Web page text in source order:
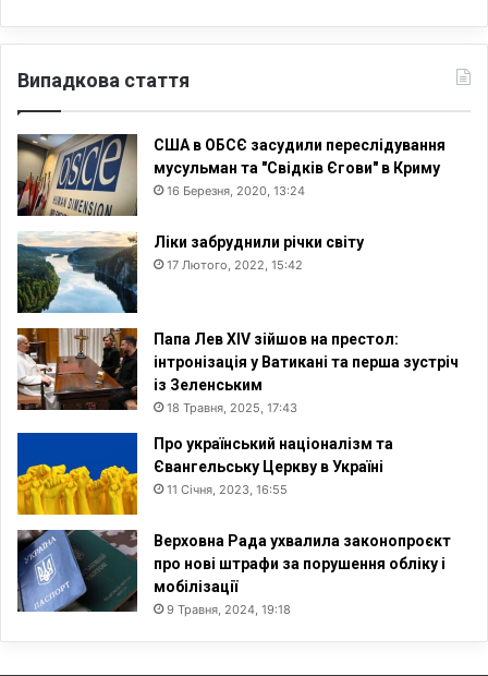
Випадкова стаття
США в ОБСЄ засудили переслідування
мусульман та "Свідків Єгови" в Криму
16 Березня, 2020, 13:24
Ліки забруднили річки світу
17 Лютого, 2022, 15:42
Папа Лев XIV зійшов на престол:
інтронізація у Ватикані та перша зустріч
із Зеленським
18 Травня, 2025, 17:43
Про український націоналізм та
Євангельську Церкву в Україні
11 Січня, 2023, 16:55
Верховна Рада ухвалила законопроєкт
про нові штрафи за порушення обліку і
мобілізації
9 Травня, 2024, 19:18